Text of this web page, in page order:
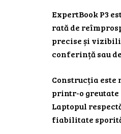
ExpertBook P3
rată de
precise și
conferință sau
Construcția
printr-o greutate
Laptopul
fiabilitate